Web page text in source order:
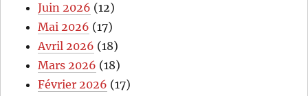
Juin 2026 (12)
Mai 2026 (17)
Avril 2026 (18)
Mars 2026 (18)
Février 2026 (17)